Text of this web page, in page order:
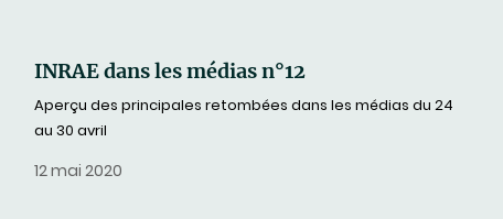
INRAE dans les médias n°12
Aperçu des principales retombées dans les médias du 24
au 30 avril
12 mai 2020